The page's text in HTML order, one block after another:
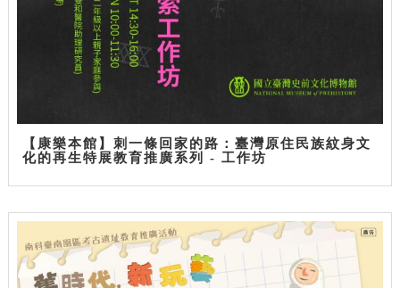
【康樂本館】刺一條回家的路：臺灣原住民族紋身文
化的再生特展教育推廣系列 - 工作坊